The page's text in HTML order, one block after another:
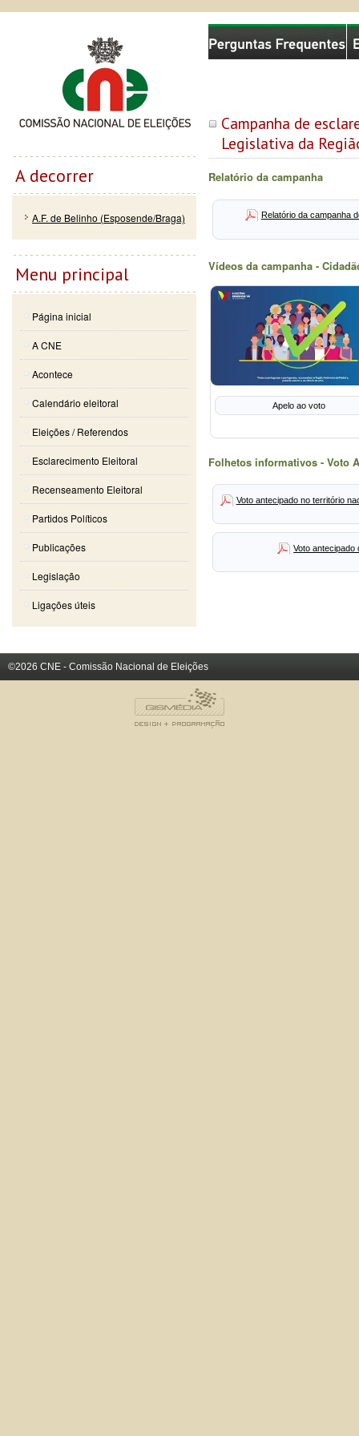
Campanha de
Legislativa da
Relatório da campanha
Relatório da campanha
Vídeos da campanha -
Apelo ao voto
Folhetos informativos - Voto
Voto antecipado no território
Voto antecipado
Comissão Nacional de Eleições
A decorrer
A.F. de Belinho (Esposende/Braga)
Menu principal
Página inicial
A CNE
Acontece
Calendário eleitoral
Eleições / Referendos
Esclarecimento Eleitoral
Recenseamento Eleitoral
Partidos Políticos
Publicações
Legislação
Ligações úteis
©2026 CNE - Comissão Nacional de Eleições